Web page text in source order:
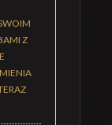
Z